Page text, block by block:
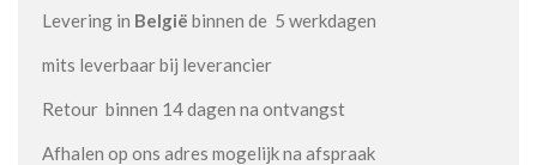
Levering in België binnen de 5 werkdagen
mits leverbaar bij leverancier
Retour binnen 14 dagen na ontvangst
Afhalen op ons adres mogelijk na afspraak